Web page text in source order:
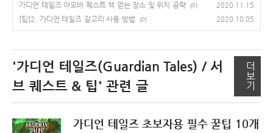
가디언 테일즈 아오바 퀘스트 책 얻는 장소 및 위치 공략 (0) 2020.11.15
[팁]2. 가디언 테일즈 갈고리 사용 방법 (0) 2020.10.05
'가디언 테일즈(Guardian Tales) / 서
브 퀘스트 & 팁' 관련 글
더
보
기
가디언 테일즈 초보자용 필수 꿀팁 10개